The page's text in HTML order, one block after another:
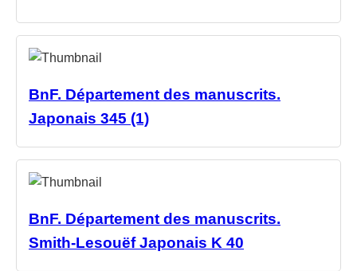
BnF. Département des manuscrits.
Japonais 345 (1)
BnF. Département des manuscrits.
Smith-Lesouëf Japonais K 40